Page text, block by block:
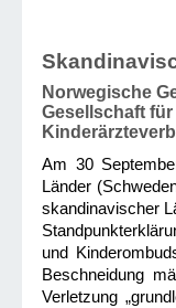
Norwegische
Gesellschaft
Am 30
Länder
skandinavischer
und
Beschneidung
Verletzung